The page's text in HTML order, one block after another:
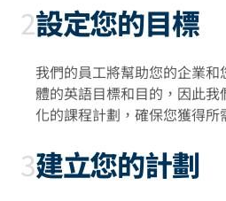
2設定您的目標
我們的員工將幫助您的企業和
體的英語目標和目的，因此我
化的課程計劃，確保您獲得所
3建立您的計劃